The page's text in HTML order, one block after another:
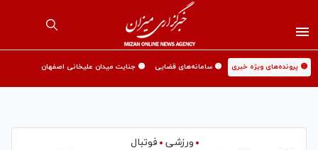
🟡 پرونده‌های ویژه خبری 🟡 سامانه‌های قضایی 🟡 جنایت میدان علیخانی اصفهان
ورزشی
فوتبال